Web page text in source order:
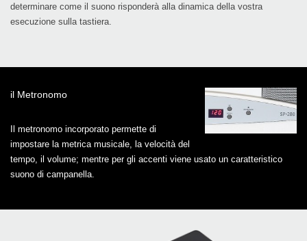
determinare come il suono risponderà alla dinamica della vostra
esecuzione sulla tastiera.
il Metronomo
Il metronomo incorporato permette di
impostare la metrica musicale, la velocità del
tempo, il volume; mentre per gli accenti viene usato un caratteristico
suono di campanella.